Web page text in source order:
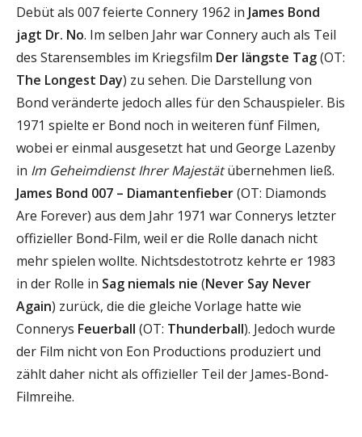
Debüt als 007 feierte Connery 1962 in James Bond
jagt Dr. No. Im selben Jahr war Connery auch als Teil
des Starensembles im Kriegsfilm Der längste Tag(OT:
The Longest Day) zu sehen. Die Darstellung von
Bond veränderte jedoch alles für den Schauspieler. Bis
1971 spielte er Bond noch in weiteren fünf Filmen,
wobei er einmal ausgesetzt hat und George Lazenby
in Im Geheimdienst Ihrer Majestätübernehmen ließ.
James Bond 007 – Diamantenfieber(OT: Diamonds
Are Forever) aus dem Jahr 1971 war Connerys letzter
offizieller Bond-Film, weil er die Rolle danach nicht
mehr spielen wollte. Nichtsdestotrotz kehrte er 1983
in der Rolle in Sag niemals nie (Never Say Never
Again) zurück, die die gleiche Vorlage hatte wie
Connerys Feuerball (OT: Thunderball). Jedoch wurde
der Film nicht von Eon Productions produziert und
zählt daher nicht als offizieller Teil der James-Bond-
Filmreihe.